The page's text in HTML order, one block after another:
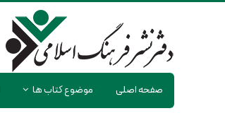
صفحه اصلی موضوع کتاب ها